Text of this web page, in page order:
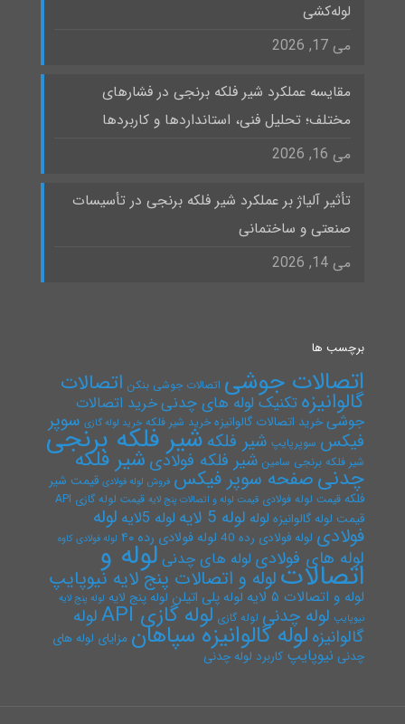
لوله‌کشی
می 17, 2026
مقایسه عملکرد شیر فلکه برنجی در فشارهای
مختلف؛ تحلیل فنی، استانداردها و کاربردها
می 16, 2026
تأثیر آلیاژ بر عملکرد شیر فلکه برنجی در تأسیسات
صنعتی و ساختمانی
می 14, 2026
برچسب ها
اتصالات جوشی اتصالات جوشی بنکن اتصالات
گالوانیزهتکنیک لوله های چدنیخرید اتصالات
جوشیخرید اتصالات گالوانیزه خرید شیر فلکه خرید لوله گازی سوپر
فیکس سوپرپایپ شیر فلکه شیر فلکه برنجی
شیر فلکه برنجی سامین شیر فلکه فولادی شیر فلکه
چدنیصفحه سوپر فیکس فروش لوله فولادی قیمت شیر
فلکه قیمت لوله فولادی قیمت لوله و اتصالات پنج لایه قیمت لوله گازی API
قیمت لوله گالوانیزه لوله لوله 5 لایه لوله 5لایه لوله
فولادی لوله فولادی رده 40 لوله فولادی رده ۴۰ لوله فولادی کاوه
لوله های فولادی لوله های چدنی لوله و اتصالاتلوله و اتصالات پنج لایه نیوپایپ
لوله و اتصالات ۵ لایه لوله پلی اتیلن لوله پنج لایه لوله پنج لایه
نیوپایپ لوله چدنی لوله گازی لوله گازی API لوله
گالوانیزه لوله گالوانیزه سپاهان مزایای لوله های
چدنی نیوپایپ کاربرد لوله چدنی